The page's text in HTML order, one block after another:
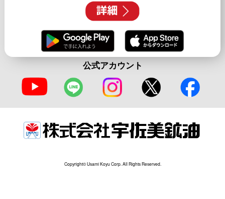
公式アカウント
Copyright© Usami Koyu Corp. All Rights Reserved.